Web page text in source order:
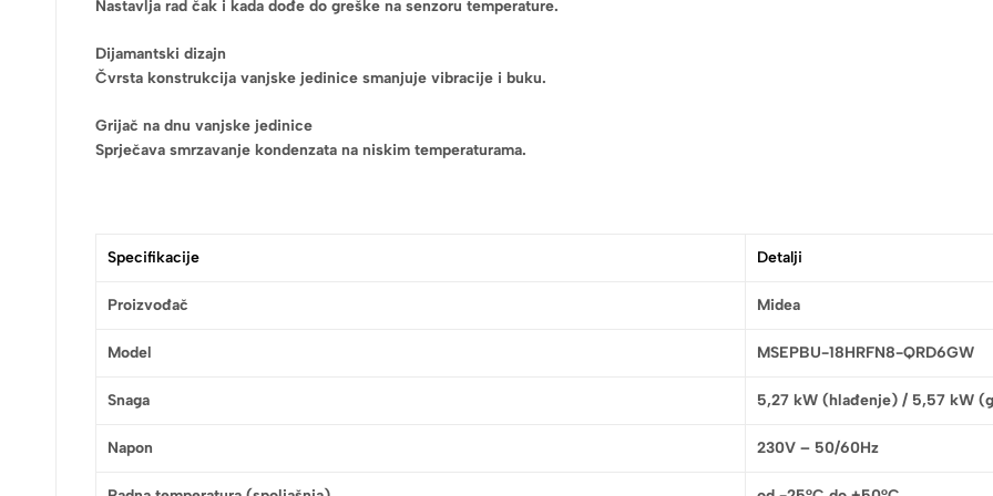
Nastavlja rad čak i kada dođe do greške na senzoru temperature.
Dijamantski dizajn
Čvrsta konstrukcija vanjske jedinice smanjuje vibracije i buku.
Grijač na dnu vanjske jedinice
Sprječava smrzavanje kondenzata na niskim temperaturama.
Specifikacije Detalji
Proizvođač Midea
Model MSEPBU-18HRFN8-QRD6GW
Snaga 5,27 kW (hlađenje) / 5,57 kW
Napon 230V – 50/60Hz